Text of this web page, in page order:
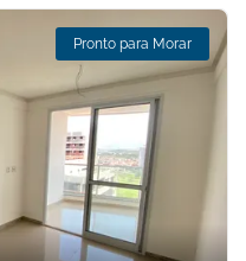
Pronto para Morar